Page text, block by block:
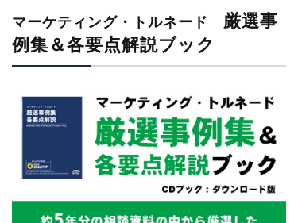
マーケティング・トルネード 厳選事
例集＆各要点解説ブック